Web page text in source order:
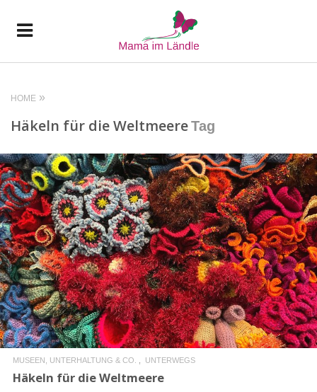
HOME
Häkeln für die WeltmeereTag
READ MORE
MUSEEN, UNTERHALTUNG & CO. UNTERWEGS
Häkeln für die Weltmeere